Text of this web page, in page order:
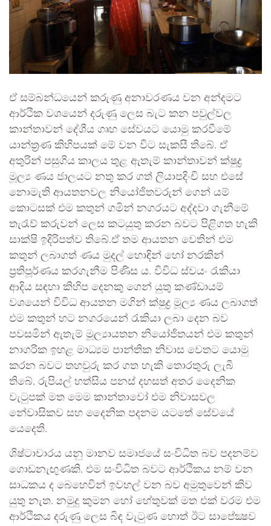
ඒ සම්බන්ධයෙන් කරුණු අනාවරණය වන අන්දමට
ආර්ථික වශයෙන් දරුණු ලෙස බැට කන පවුල්වල
කාන්තාවන් දේශීය ගෘහ සේවයට යොමු කරවීමේ
යාන්ත්‍රණ කිහිපයක් මේ වන විට සැකසී තිබේ. ඒ
අතුරින් පසුගිය කාලය තුළ ඇතැම් කාන්තාවන් ක්ෂුද්‍ර
මූල්‍ය ණය ජාලයට නතු කර ගත් ලියාපදිංචි සහ එසේ
නොමැති ආයතනවල නියෝජිතවරුන් ගෙන් යම්
කොටසක් එම කතුන් ගමින් නගරයට අද්දවා ගැනීමේ
තැරැව් කරුවන් ලෙස කටයුතු කරන බවට පිළිගත හැකි
සාක්ෂි ඉදිරිපත්ව තිබේ.ඒ තම ආයතන වෙතින් එම
කතුන් ලබාගත් ණය මුදල් හොඳින් හෝ නරකින්
ප්‍රතිපූර්ණය කරගැනීම පිණිස ය. විවිධ ස්වයං රැකියා
ආදිය සඳහා කිහිප දෙනකු ගෙන් යුතු කණ්ඩායම්
වශයෙන් විවිධ ආයතන මගින් ක්ෂුද්‍ර මූල්‍ය ණය ලබාගත්
එම කතුන් හට නගරයෙන් රැකියා ලබා දෙන බව
පවසමින් ඇතැම් මූල්‍යායතන නියෝජිතයන් එම කතුන්
නාගරික ඉහළ මාධ්‍යම පාන්තික නිවාස වෙතට යොමු
කරන බවට තහවුරු කර ගත හැකි තොරතුරු ලැබී
තිබේ. රුපියල් හත්සිය පනස් දහසත් අතර දෛනික
වැටුපක් මත මෙම කාන්තාවෝ එම නිවාසවල
නේවාසිකව සහ දෛනික පදනම යටතේ සේවයේ
යෙදෙති.
ශිෂ්ටාචාරය යනු මානව සමාජයේ සංවිධිත බව පදනම්ව
ගොඩනැඟුණකි. එම සංවිධිත බවට ආර්ථිකය නම් වන
සාධකය ද බෙහෙවින් ඉවහල් වන බව අමුතුවෙන් කිව
යුතු නැත. නමුදු කුමන හෝ හේතුවක් මත එක් වරම එම
ආර්ථිකය දරුණු ලෙස බිඳ වැටුණ හොත් ඊට සාපේක්‍ෂව